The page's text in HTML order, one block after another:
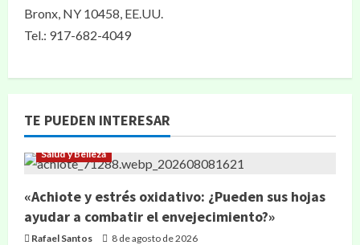
Bronx, NY 10458, EE.UU.
Tel.: 917-682-4049
TE PUEDEN INTERESAR
Salud y Belleza
«Achiote y estrés oxidativo: ¿Pueden sus hojas
ayudar a combatir el envejecimiento?»
Rafael Santos 8 de agosto de 2026